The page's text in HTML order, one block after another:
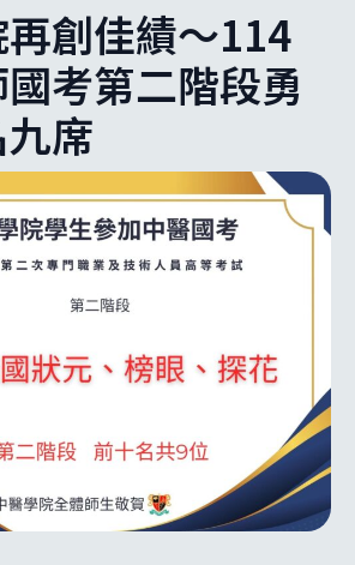
創佳績～114
考第二階段勇
席